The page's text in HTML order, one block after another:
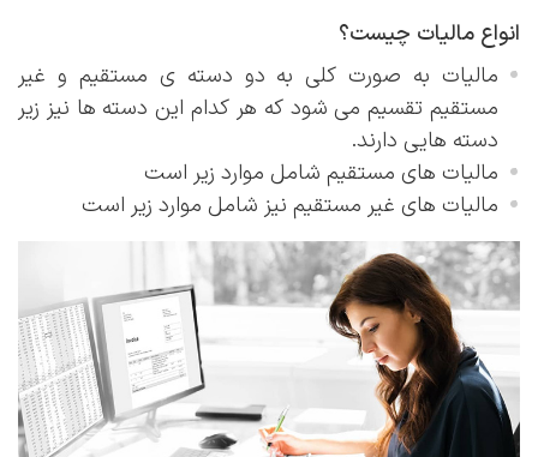
انواع مالیات چیست؟
مالیات به صورت کلی به دو دسته ی مستقیم و غیر
مستقیم تقسیم می شود که هر کدام این دسته ها نیز زیر
دسته هایی دارند.
مالیات های مستقیم شامل موارد زیر است
مالیات های غیر مستقیم نیز شامل موارد زیر است